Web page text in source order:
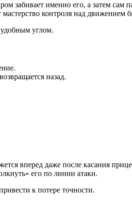
забивает именно его, а затем сам
контроля над движением
углом.
назад.
вперед даже после касания
его по линии атаки.
к потере точности.